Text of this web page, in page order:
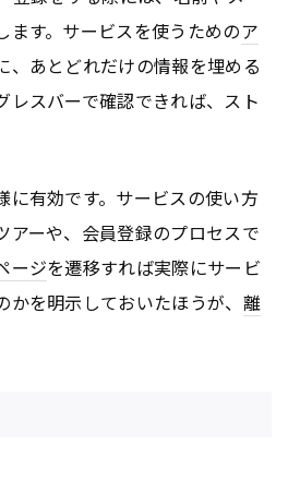
ます。サービスを使うためのア
、あとどれだけの情報を埋める
レスバーで確認できれば、スト
に有効です。サービスの使い方
アーや、会員登録のプロセスで
ージを遷移すれば実際にサービ
を明示しておいたほうが、 離